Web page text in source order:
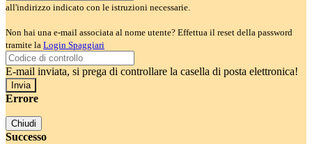
all'indirizzo indicato con le istruzioni necessarie.
Non hai una e-mail associata al nome utente? Effettua il reset della password
tramite la Login Spaggiari
E-mail inviata, si prega di controllare la casella di posta elettronica!
Errore
Chiudi
Successo